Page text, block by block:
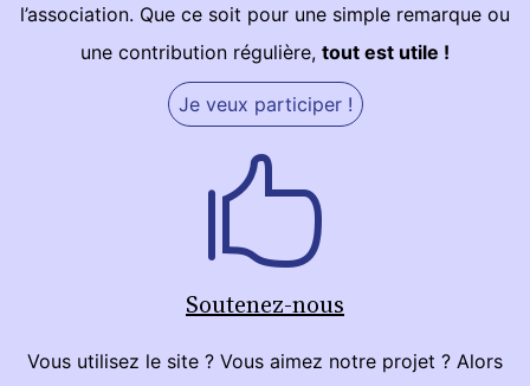
l’association. Que ce soit pour une simple remarque ou
une contribution régulière, tout est utile !
Je veux participer !
Soutenez-nous
Vous utilisez le site ? Vous aimez notre projet ? Alors